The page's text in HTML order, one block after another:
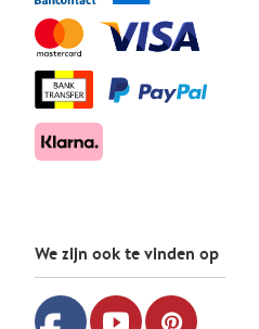
We zijn ook te vinden op
youtube pinterest